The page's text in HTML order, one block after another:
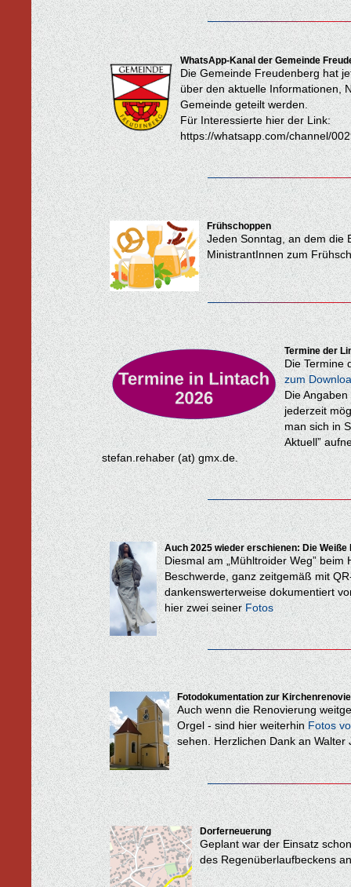
WhatsApp-Kanal der Gemeinde
Die Gemeinde Freudenberg hat
über den aktuelle Informationen,
Gemeinde geteilt werden.
Für Interessierte hier der Link:
https://whatsapp.com/channel/
Frühschoppen
Jeden Sonntag, an dem die
MinistrantInnen zum
Termine der
Die Termine
zum
Die
jederzeit
man sich in
Aktuell”
stefan.rehaber (at) gmx.de.
Auch 2025 wieder erschienen: Die Weiße
Diesmal am „Mühltroider Weg”
Beschwerde, ganz zeitgemäß mit
dankenswerterweise dokumentiert
hier zwei seinerFotos
Fotodokumentation zur
Auch wenn die Renovierung
Orgel - sind hier weiterhinFotos
sehen. Herzlichen Dank an Walter
Dorferneuerung
Geplant war der Einsatz
des Regenüberlaufbeckens